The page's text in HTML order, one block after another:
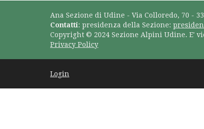
Ana Sezione di Udine - Via Colloredo, 70 -
Contatti: presidenza della Sezione:
Copyright © 2024 Sezione Alpini Udine. E'
Privacy Policy
Login